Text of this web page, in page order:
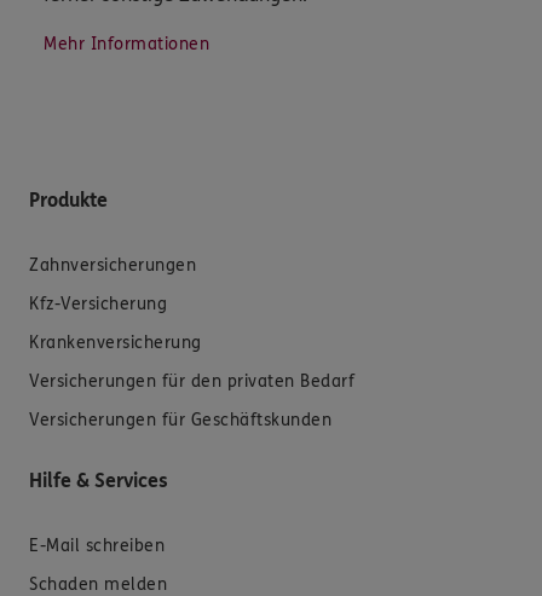
Mehr Informationen
Produkte
Zahnversicherungen
Kfz-Versicherung
Krankenversicherung
Versicherungen für den privaten Bedarf
Versicherungen für Geschäftskunden
Hilfe & Services
E-Mail schreiben
Schaden melden